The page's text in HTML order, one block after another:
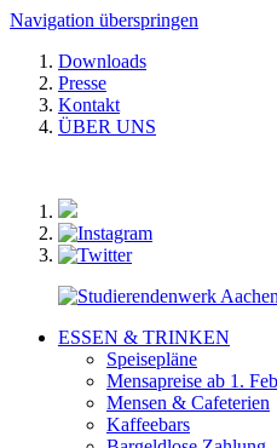
Navigation überspringen
Downloads
Presse
Kontakt
ÜBER UNS
ESSEN & TRINKEN
Speisepläne
Mensapreise ab 1.
Mensen & Cafeterien
Kaffeebars